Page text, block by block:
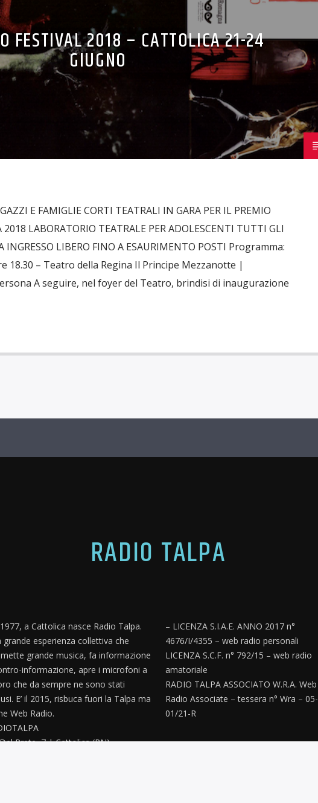
FESTIVAL 2018 – CATTOLICA 21-24
GIUGNO
E FAMIGLIE CORTI TEATRALI IN GARA PER IL PREMIO
LABORATORIO TEATRALE PER ADOLESCENTI TUTTI GLI
INGRESSO LIBERO FINO A ESAURIMENTO POSTI Programma:
18.30 – Teatro della Regina Il Principe Mezzanotte |
A seguire, nel foyer del Teatro, brindisi di inaugurazione
RADIO TALPA
1977, a Cattolica nasce Radio Talpa.
grande esperienza collettiva che
grande musica, fa informazione
informazione, apre i microfoni a
che da sempre ne sono stati
E’ il 2015, risbuca fuori la Talpa ma
Web Radio.
Prete, 7 | Cattolica (RN)
– LICENZA S.I.A.E. ANNO 2017 n°
4676/I/4355 – web radio personali
LICENZA S.C.F. n° 792/15 – web radio
amatoriale
RADIO TALPA ASSOCIATO W.R.A. Web
Radio Associate – tessera n° Wra – 05-
01/21-R